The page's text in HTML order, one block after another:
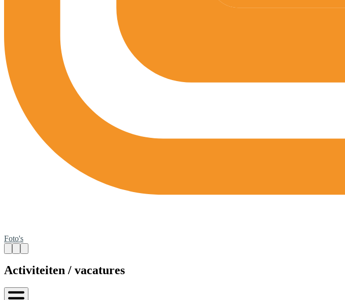
Foto's
Activiteiten / vacatures